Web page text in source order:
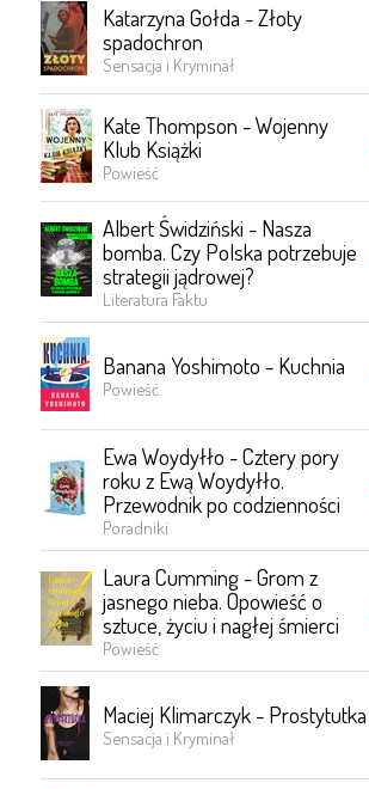
Katarzyna Gołda - Złoty
spadochron
Sensacja i Kryminał
Kate Thompson - Wojenny
Klub Książki
Powieść
Albert Świdziński - Nasza
bomba. Czy Polska potrzebuje
strategii jądrowej?
Literatura Faktu
Banana Yoshimoto - Kuchnia
Powieść
Ewa Woydyłło - Cztery pory
roku z Ewą Woydyłło.
Przewodnik po codzienności
Poradniki
Laura Cumming - Grom z
jasnego nieba. Opowieść o
sztuce, życiu i nagłej śmierci
Powieść
Maciej Klimarczyk - Prostytutka
Sensacja i Kryminał